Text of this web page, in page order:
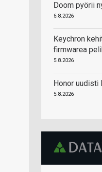
Doom pyörii
6.8.2026
Keychron
firmwarea
5.8.2026
Honor uudisti
5.8.2026